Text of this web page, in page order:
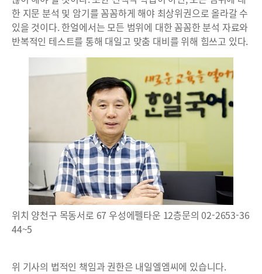
한 지문 분석 및 암기를 꼼꼼하게 해야 최상위권으로 올라갈 수
있을 것이다. 한얼에서는 모든 범위에 대한 꼼꼼한 분석 자료와
반복적인 테스트를 통해 대일고 맞춤 대비를 위해 힘쓰고 있다.
위치 양천구 목동서로 67 우성에펠타운 12층문의 02-2653-36
44~5
위 기사의 법적인 책임과 권한은 내일엘엠씨에 있습니다.